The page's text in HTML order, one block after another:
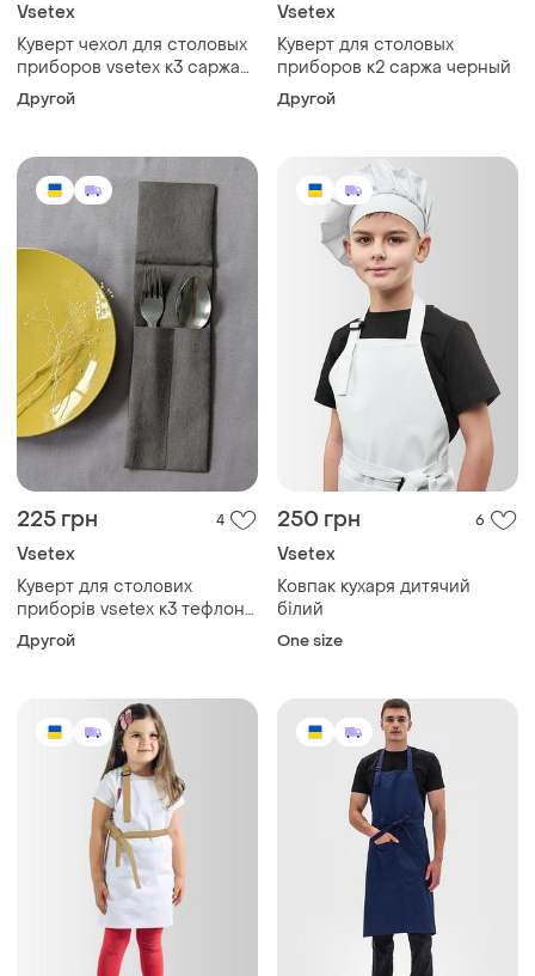
Vsetex
Куверт чехол для столовых
приборов vsetex к3 саржа
черные
Другой
Vsetex
Куверт для столовых
приборов к2 саржа черный
Другой
225 грн 4
Vsetex
Куверт для столових
приборів vsetex к3 тефлон
сірий
Другой
250 грн 6
Vsetex
Ковпак кухаря дитячий
білий
One size